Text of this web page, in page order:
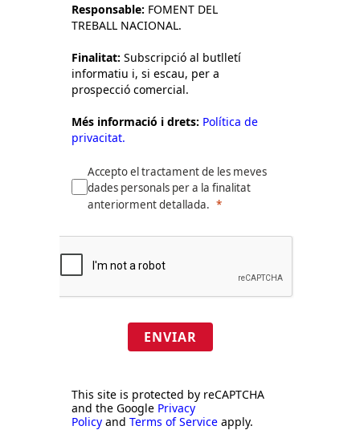
Responsable: FOMENT DEL
TREBALL NACIONAL.
Finalitat: Subscripció al butlletí
informatiu i, si escau, per a
prospecció comercial.
Més informació i drets: Política de
privacitat.
Accepto el tractament de les meves
dades personals per a la finalitat
anteriorment detallada.
ENVIAR
This site is protected by reCAPTCHA
and the Google Privacy
Policy and Terms of Service apply.